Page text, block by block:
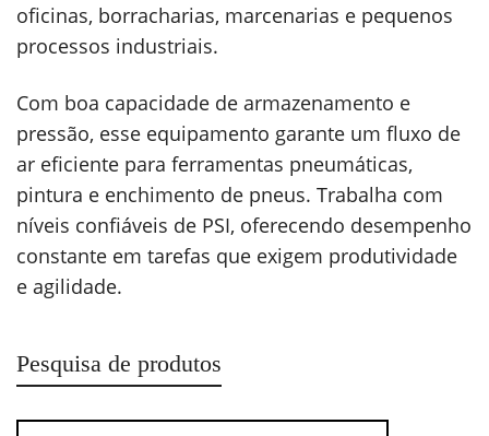
oficinas, borracharias, marcenarias e pequenos
processos industriais.
Com boa capacidade de armazenamento e
pressão, esse equipamento garante um fluxo de
ar eficiente para ferramentas pneumáticas,
pintura e enchimento de pneus. Trabalha com
níveis confiáveis de PSI, oferecendo desempenho
constante em tarefas que exigem produtividade
e agilidade.
Pesquisa de produtos